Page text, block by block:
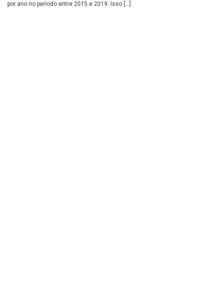
por ano no período entre 2015 e 2019. Isso […]